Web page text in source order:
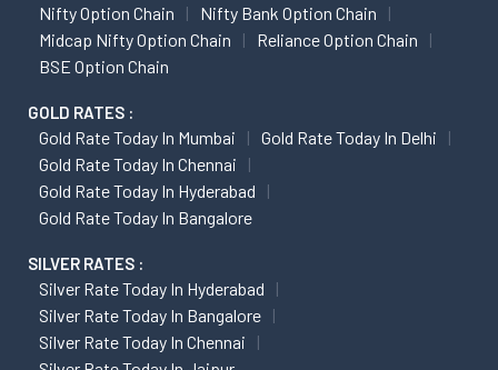
Nifty Option Chain
Nifty Bank Option Chain
Midcap Nifty Option Chain
Reliance Option Chain
BSE Option Chain
GOLD RATES :
Gold Rate Today In Mumbai
Gold Rate Today In Delhi
Gold Rate Today In Chennai
Gold Rate Today In Hyderabad
Gold Rate Today In Bangalore
SILVER RATES :
Silver Rate Today In Hyderabad
Silver Rate Today In Bangalore
Silver Rate Today In Chennai